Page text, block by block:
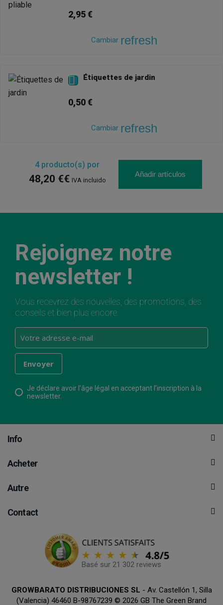
2,95 €
Cambiar refresh
 Étiquettes de jardin
0,50 €
Cambiar refresh
4producto(s) por
48,20 €€ IVA incluido
Añadir artículos
Rejoignez notre
newsletter !
Vous recevrez des nouvelles, des promotions, des
conseils et bien plus encore.
Je déclare avoir l’âge légal en acceptant l’inscription à la
newsletter.
Info
Acheter
Autre
Contact
Basé sur 21 302 reviews
GROWBARATO DISTRIBUCIONES SL - Av. Castellón 1, Silla
(Valencia) 46460 B-98767239 © 2026 GB The Green Brand